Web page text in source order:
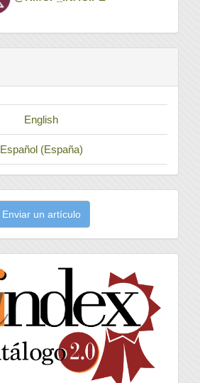
English
Español (España)
Enviar un artículo